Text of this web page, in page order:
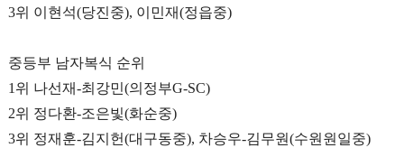
3위 이현석(당진중), 이민재(정읍중)
중등부 남자복식 순위
1 위 나선재-최강민(의정부G-SC)
2위 정다환-조은빛(화순중)
3위 정재훈-김지헌(대구동중), 차승우-김무원(수원원일중)